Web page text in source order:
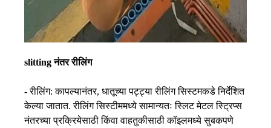
slitting नंतर रीलिंग
- रीलिंग: कापल्यानंतर, धातूच्या पट्ट्या रीलिंग सिस्टमकडे निर्देशित
केल्या जातात. रीलिंग सिस्टीममध्ये सामान्यतः स्लिट मेटल स्ट्रिप्स
नंतरच्या प्रक्रियेसाठी किंवा वाहतुकीसाठी कॉइलमध्ये सुबकपणे